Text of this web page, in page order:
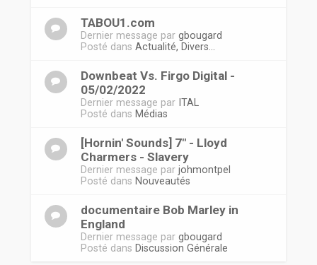
TABOU1.com
Dernier message par gbougard
Posté dans Actualité, Divers...
Downbeat Vs. Firgo Digital -
05/02/2022
Dernier message par ITAL
Posté dans Médias
[Hornin' Sounds] 7" - Lloyd
Charmers - Slavery
Dernier message par johmontpel
Posté dans Nouveautés
documentaire Bob Marley in
England
Dernier message par gbougard
Posté dans Discussion Générale